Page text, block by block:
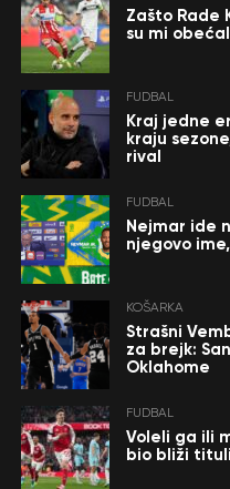
Zašto Rade
su mi
FUDBAL
Kraj jedne
kraju
rival
FUDBAL
Nejmar ide
njegovo
KOŠARKA
Strašni
za brejk:
Oklahome
FUDBAL
Voleli ga ili
bio bliži